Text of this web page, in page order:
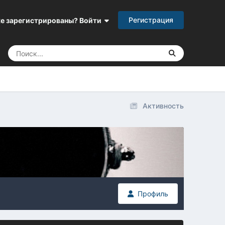
зарегистрированы? Войти Регистрация
Активность
Профиль